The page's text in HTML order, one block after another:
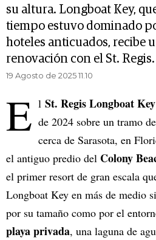
su altura. Longboat Key,
tiempo estuvo dominado
hoteles anticuados, recibe
renovación con el St. Regis.
19 Agosto de 2025 11.10
E l St. Regis Longboat
de 2024 sobre un tramo
cerca de Sarasota, en
el antiguo predio del Colony
el primer resort de gran escala
Longboat Key en más de medio
por su tamaño como por el
playa privada, una laguna de